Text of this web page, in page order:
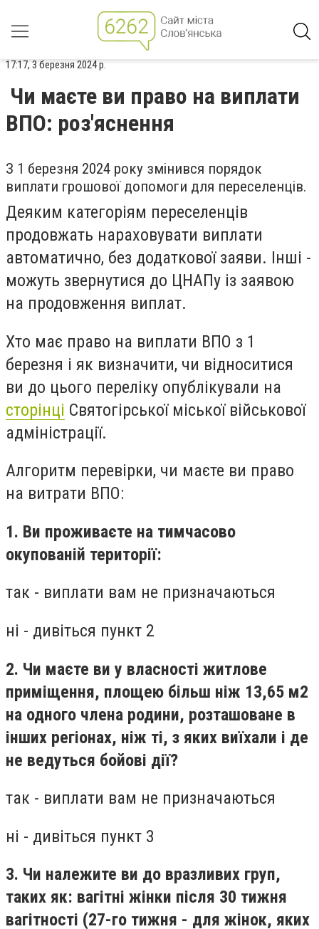
17:17, 3 березня 2024 р.
Чи маєте ви право на виплати
ВПО: роз'яснення
З 1 березня 2024 року змінився порядок
виплати грошової допомоги для переселенців.
Деяким категоріям переселенців
продовжать нараховувати виплати
автоматично, без додаткової заяви. Інші -
можуть звернутися до ЦНАПу із заявою
на продовження виплат.
Хто має право на виплати ВПО з 1
березня і як визначити, чи відноситися
ви до цього переліку опублікували на
сторінці Святогірської міської військової
адміністрації.
Алгоритм перевірки, чи маєте ви право
на витрати ВПО:
1. Ви проживаєте на тимчасово
окупованій території:
так - виплати вам не призначаються
ні - дивіться пункт 2
2. Чи маєте ви у власності житлове
приміщення, площею більш ніж 13,65 м2
на одного члена родини, розташоване в
інших регіонах, ніж ті, з яких виїхали і де
не ведуться бойові дії?
так - виплати вам не призначаються
ні - дивіться пункт 3
3. Чи належите ви до вразливих груп,
таких як: вагітні жінки після 30 тижня
вагітності (27-го тижня - для жінок, яких